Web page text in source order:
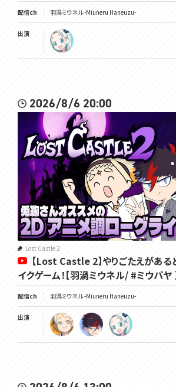
配信ch 羽渦ミウネル -Miuneru Haneuzu-
出演
2026/8/6 20:00
Lost Castle 2
【Lost Castle 2】やりごたえがあ
イクゲーム！【羽渦ミウネル/ #ミウパヤ
配信ch 羽渦ミウネル -Miuneru Haneuzu-
出演